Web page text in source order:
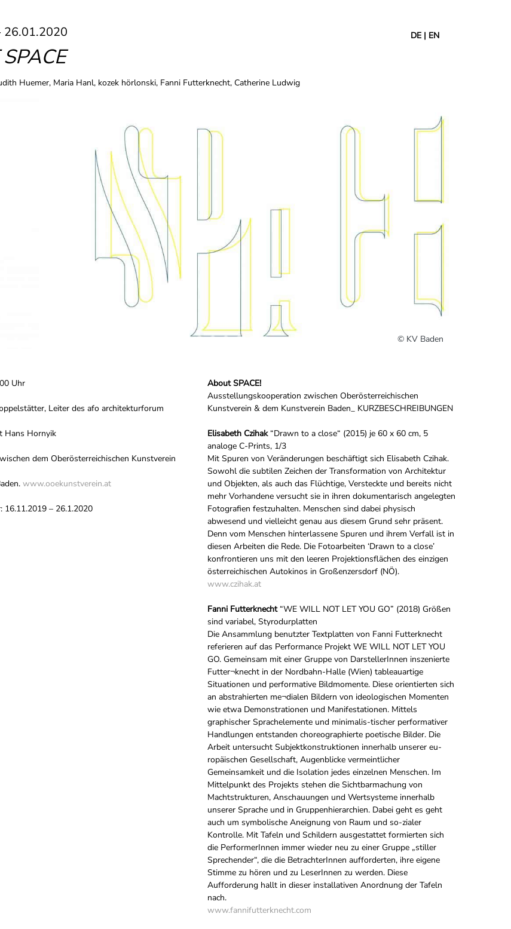
DE | EN
26.01.2020
Huemer, Maria Hanl, kozek hörlonski, Fanni Futterknecht, Catherine Ludwig
© KV Baden
Uhr
Leiter des afo architekturforum
Hans Hornyik
dem Oberösterreichischen Kunstverein
www.ooekunstverein.at
16.11.2019 – 26.1.2020
About SPACE!
Ausstellungskooperation zwischen Oberösterreichischen
Kunstverein & dem Kunstverein Baden_ KURZBESCHREIBUNGEN
Elisabeth Czihak“Drawn to a close“ (2015) je 60 x 60 cm, 5
analoge C-Prints, 1/3
Mit Spuren von Veränderungen beschäftigt sich Elisabeth Czihak.
Sowohl die subtilen Zeichen der Transformation von Architektur
und Objekten, als auch das Flüchtige, Versteckte und bereits nicht
mehr Vorhandene versucht sie in ihren dokumentarisch angelegten
Fotografien festzuhalten. Menschen sind dabei physisch
abwesend und vielleicht genau aus diesem Grund sehr präsent.
Denn vom Menschen hinterlassene Spuren und ihrem Verfall ist in
diesen Arbeiten die Rede. Die Fotoarbeiten ‘Drawn to a close’
konfrontieren uns mit den leeren Projektionsflächen des einzigen
österreichischen Autokinos in Großenzersdorf (NÖ).
www.czihak.at
Fanni Futterknecht“WE WILL NOT LET YOU GO” (2018) Größen
sind variabel, Styrodurplatten
Die Ansammlung benutzter Textplatten von Fanni Futterknecht
referieren auf das Performance Projekt WE WILL NOT LET YOU
GO. Gemeinsam mit einer Gruppe von DarstellerInnen inszenierte
Futter¬knecht in der Nordbahn-Halle (Wien) tableauartige
Situationen und performative Bildmomente. Diese orientierten sich
an abstrahierten me¬dialen Bildern von ideologischen Momenten
wie etwa Demonstrationen und Manifestationen. Mittels
graphischer Sprachelemente und minimalis-tischer performativer
Handlungen entstanden choreographierte poetische Bilder. Die
Arbeit untersucht Subjektkonstruktionen innerhalb unserer eu-
ropäischen Gesellschaft, Augenblicke vermeintlicher
Gemeinsamkeit und die Isolation jedes einzelnen Menschen. Im
Mittelpunkt des Projekts stehen die Sichtbarmachung von
Machtstrukturen, Anschauungen und Wertsysteme innerhalb
unserer Sprache und in Gruppenhierarchien. Dabei geht es geht
auch um symbolische Aneignung von Raum und so-zialer
Kontrolle. Mit Tafeln und Schildern ausgestattet formierten sich
die PerformerInnen immer wieder neu zu einer Gruppe „stiller
Sprechender“, die die BetrachterInnen aufforderten, ihre eigene
Stimme zu hören und zu LeserInnen zu werden. Diese
Aufforderung hallt in dieser installativen Anordnung der Tafeln
nach.
www.fannifutterknecht.com